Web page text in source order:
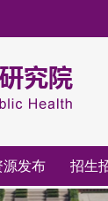
源发布 招生